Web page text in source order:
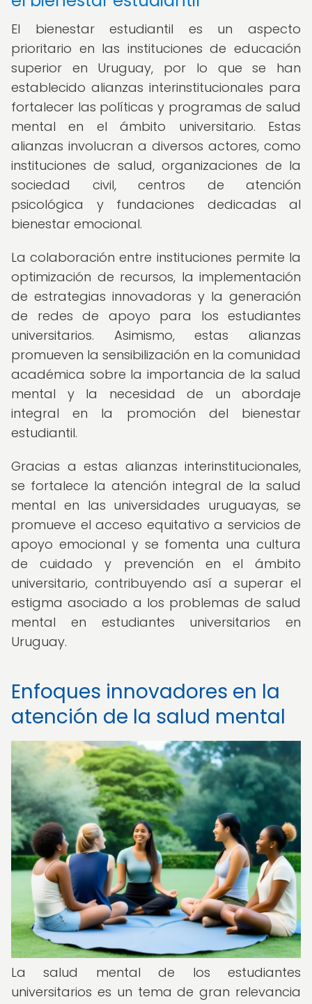
El bienestar estudiantil es un aspecto
prioritario en las instituciones de educación
superior en Uruguay, por lo que se han
establecido alianzas interinstitucionales para
fortalecer las políticas y programas de salud
mental en el ámbito universitario. Estas
alianzas involucran a diversos actores, como
instituciones de salud, organizaciones de la
sociedad civil, centros de atención
psicológica y fundaciones dedicadas al
bienestar emocional.
La colaboración entre instituciones permite la
optimización de recursos, la implementación
de estrategias innovadoras y la generación
de redes de apoyo para los estudiantes
universitarios. Asimismo, estas alianzas
promueven la sensibilización en la comunidad
académica sobre la importancia de la salud
mental y la necesidad de un abordaje
integral en la promoción del bienestar
estudiantil.
Gracias a estas alianzas interinstitucionales,
se fortalece la atención integral de la salud
mental en las universidades uruguayas, se
promueve el acceso equitativo a servicios de
apoyo emocional y se fomenta una cultura
de cuidado y prevención en el ámbito
universitario, contribuyendo así a superar el
estigma asociado a los problemas de salud
mental en estudiantes universitarios en
Uruguay.
Enfoques innovadores en la
atención de la salud mental
La salud mental de los estudiantes
universitarios es un tema de gran relevancia